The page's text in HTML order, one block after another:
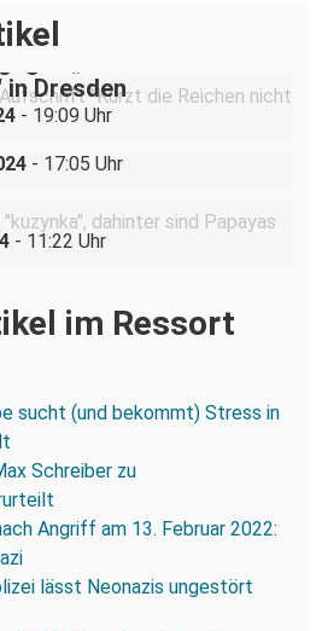
verhandelbar“–
in Dresden
- 19:09 Uhr
(und bekommt) Stress
- 17:05 Uhr
- 11:22 Uhr
im Ressort
sucht (und bekommt) Stress in
Schreiber zu
Angriff am 13. Februar 2022:
lässt Neonazis ungestört